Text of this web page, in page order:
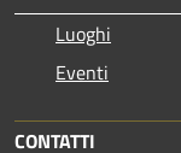
Luoghi
Eventi
CONTATTI